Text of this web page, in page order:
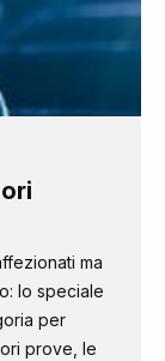
ma
lo speciale
per
prove, le